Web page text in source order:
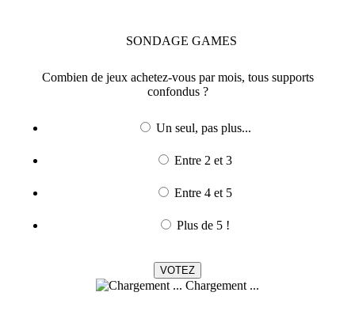
SONDAGE GAMES
Combien de jeux achetez-vous par mois, tous supports
confondus ?
Un seul, pas plus...
Entre 2 et 3
Entre 4 et 5
Plus de 5 !
Chargement ...